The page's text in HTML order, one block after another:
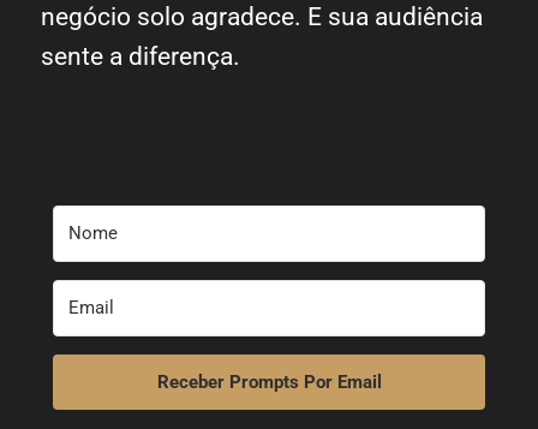
negócio solo agradece. E sua audiência
sente a diferença.
Receber Prompts Por Email